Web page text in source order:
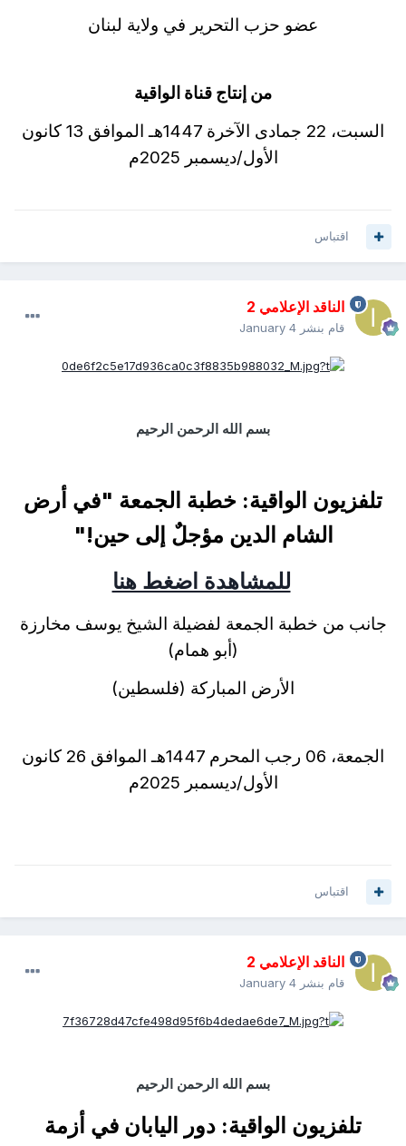
عضو حزب التحرير في ولاية لبنان
من إنتاج قناة الواقية
السبت، 22 جمادى الآخرة 1447هـ الموافق 13 كانون
الأول/ديسمبر 2025م
اقتباس
الناقد الإعلامي 2
قام بنشر January 4
بسم الله الرحمن الرحيم
تلفزيون الواقية: خطبة الجمعة"في أرض
الشام الدين مؤجلٌ إلى حين!
"
للمشاهدة اضغط هنا
جانب من خطبة الجمعة لفضيلة الشيخ يوسف مخارزة
(أبو همام)
الأرض المباركة (فلسطين)
الجمعة، 06 رجب المحرم 1447هـ الموافق 26 كانون
الأول/ديسمبر 2025م
اقتباس
الناقد الإعلامي 2
قام بنشر January 4
بسم الله الرحمن الرحيم
تلفزيون الواقية: دور اليابان في أزمة